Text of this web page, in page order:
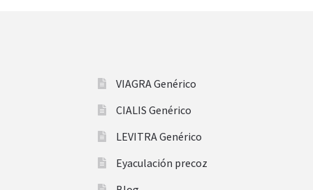
VIAGRA Genérico
CIALIS Genérico
LEVITRA Genérico
Eyaculación precoz